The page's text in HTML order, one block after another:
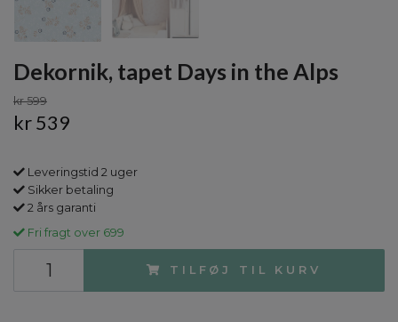
Dekornik, tapet Days in the Alps
kr 599
kr 539
Leveringstid 2 uger
Sikker betaling
2 års garanti
Fri fragt over 699
TILFØJ TIL KURV